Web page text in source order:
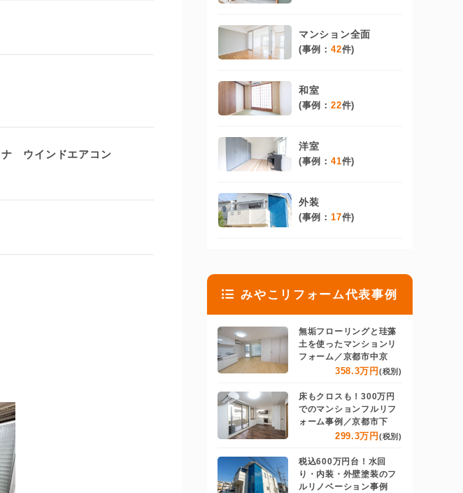
ナ ウインドエアコン
マンション全面
(事例： 42件)
和室
(事例： 22件)
洋室
(事例： 41件)
外装
(事例： 17件)
みやこリフォーム代表事例
無垢フローリングと珪藻
土を使ったマンションリ
フォーム／京都市中京
358.3万円 (税別)
床もクロスも！300万円
でのマンションフルリフ
ォーム事例／京都市下
299.3万円 (税別)
税込600万円台！水回
り・内装・外壁塗装のフ
ルリノベーション事例